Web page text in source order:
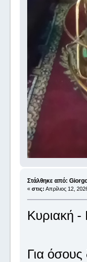
Στάλθηκε από:
« στις: Απρίλιος 12,
Κυριακή
Για